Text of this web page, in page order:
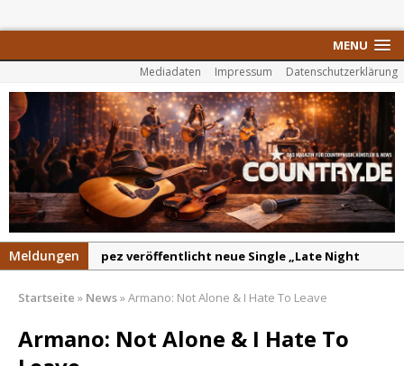
MENU
Mediadaten Impressum Datenschutzerklärung
Meldungen
pez veröffentlicht neue Single „Late Night
Sommernächte
Randy Travis veröffentlicht mit „I Don’t Care“
Startseite » News»Armano: Not Alone & I Hate To Leave
Armano: Not Alone & I Hate To